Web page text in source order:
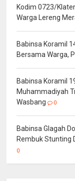
Kodim 0723/
Warga Lereng
Babinsa Koramil
Bersama Warga,
Babinsa Koramil
Muhammadiyah
Wasbang
0
Babinsa Glagah
Rembuk Stunting
0